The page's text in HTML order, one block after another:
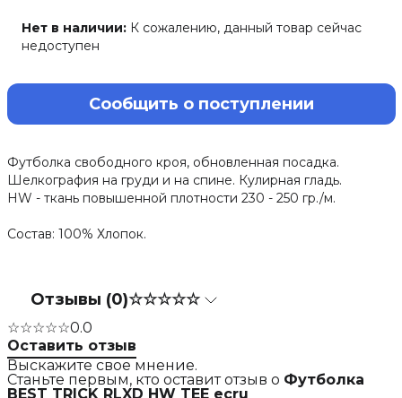
Нет в наличии: К сожалению, данный товар сейчас
недоступен
Сообщить о поступлении
Футболка свободного кроя, обновленная посадка.
Шелкография на груди и на спине. Кулирная гладь.
HW - ткань повышенной плотности 230 - 250 гр./м.
Состав: 100% Хлопок.
Отзывы (0)☆☆☆☆☆
☆☆☆☆☆0.0
Оставить отзыв
Выскажите свое мнение.
Станьте первым, кто оставит отзыв о Футболка
BEST TRICK RLXD HW TEE ecru